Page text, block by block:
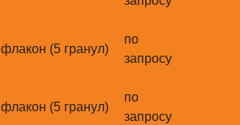
флакон (5 гранул)
по
запросу
флакон (5 гранул)
по
запросу